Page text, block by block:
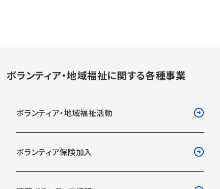
ボランティア・地域福祉に関する各種事業
ボランティア・地域福祉活動
ボランティア保険加入